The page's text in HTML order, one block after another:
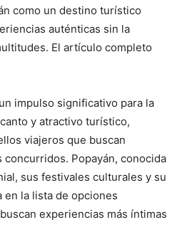
como un destino turístico
auténticas sin la
El artículo completo
impulso significativo para la
y atractivo turístico,
viajeros que buscan
Popayán, conocida
sus festivales culturales y su
en la lista de opciones
experiencias más íntimas